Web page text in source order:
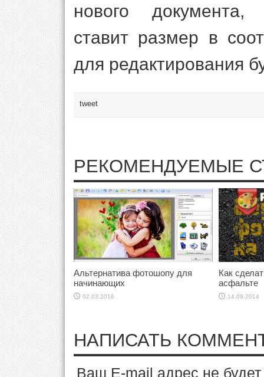
нового документа,
ставит размер в
для редактирования
tweet
РЕКОМЕНДУЕМЫЕ
Альтернатива фотошопу для
начинающих
02.03.2016
Как
асфальте
14.09.2014
НАПИСАТЬ
Ваш E-mail адрес не